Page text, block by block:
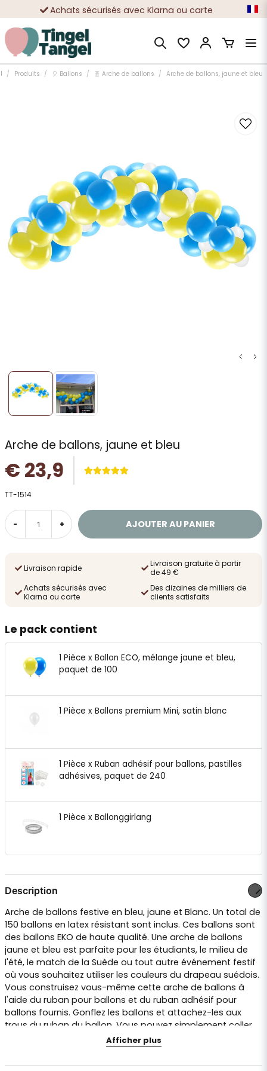
Achats sécurisés avec Klarna ou carte
Des dizaines de milliers de clients satisfaits
Produits 🎈 Ballons 🧬 Arche de ballons Arche de ballons, jaune et bleu
Arche de ballons, jaune et bleu
€ 23,9
TT-1514
- + AJOUTER AU PANIER
Livraison rapide
Livraison gratuite à partir
de 49 €
Achats sécurisés avec
Klarna ou carte
Des dizaines de milliers de
clients satisfaits
Le pack contient
1 Pièce x Ballon ECO, mélange jaune et bleu,
paquet de 100
1 Pièce x Ballons premium Mini, satin blanc
1 Pièce x Ruban adhésif pour ballons, pastilles
adhésives, paquet de 240
1 Pièce x Ballonggirlang
Description
Arche de ballons festive en bleu, jaune et Blanc. Un total de
150 ballons en latex résistant sont inclus. Ces ballons sont
des ballons EKO de haute qualité. Une arche de ballons
jaune et bleu est parfaite pour les étudiants, le milieu de
l'été, le match de la Suède ou tout autre événement festif
où vous souhaitez utiliser les couleurs du drapeau suédois.
Vous construisez vous-même cette arche de ballons à
l'aide du ruban pour ballons et du ruban adhésif pour
ballons fournis. Gonflez les ballons et attachez-les aux
trous du ruban du ballon. Vous pouvez simplement coller
les petits ballons blancs autour des ballons bleus et
jaunes. La guirlande de ballons peut ensuite être
suspendue au plafond ou contre un mur. Vous pouvez
Afficher plus